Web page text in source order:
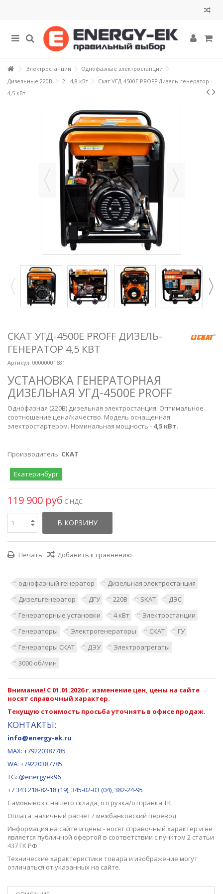
Электростанции
Однофазные электростанции
Дизельные 220В
2 - 4,8 кВт
Скат УГД-4500Е PROFF Дизель-генератор
4,5 кВт
СКАТ УГД-4500Е PROFF ДИЗЕЛЬ-
ГЕНЕРАТОР 4,5 КВТ
Артикул: 00000001681
УСТАНОВКА ГЕНЕРАТОРНАЯ
ДИЗЕЛЬНАЯ УГД-4500Е PROFF
Однофазная (220В) дизельная электростанция. Оптимальное
соотношение цена/качество. Модель оснащенная
электростартером. Номинальная мощность - 4,5 кВт.
Производитель: СКАТ
Екатеринбург
119 900 руб С НДС
В КОРЗИНУ
Печать Добавить к сравнению
однофазный генератор
Дизельная электростанция
Дизельгенератор
ДГУ 220В SKAT
ДЭС
Генераторные установки
4 кВт
Электростанции
Генераторы
Электрогенераторы СКАТ
ГУ
Генераторы СКАТ
ДЭУ
Электроагрегаты
3000 об/мин
Внимание! С 01.01.2026 г. изменение цен, цены на сайте
носят справочный характер.
Текущую стоимость просьба уточнять в офисе продаж.
КОНТАКТЫ:
info@energy-ek.ru
MAX: +79220387785
WA: +79220387785
TG: @energyek96
+7 343 218-82-18 (19), 345-02-03 (04), 382-24-95
Самовывоз с нашего склада, отгрузка/отправка ТК.
Оплата: наличный расчет / межбанковский перевод.
Информация на сайте и цены - носят справочный характер и не
является публичной офертой в соответствии с пунктом 2 статьи
437 ГК РФ.
Технические характеристики товара и изображение могут
отличаться от указанных на сайте.